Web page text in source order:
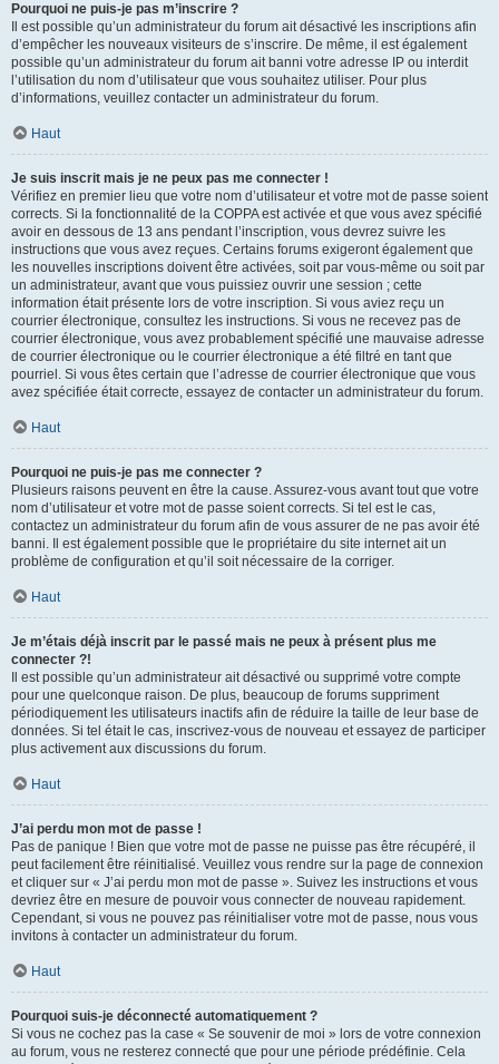
Pourquoi ne puis-je pas m’inscrire ?
Il est possible qu’un administrateur du forum ait désactivé les inscriptions afin
d’empêcher les nouveaux visiteurs de s’inscrire. De même, il est également
possible qu’un administrateur du forum ait banni votre adresse IP ou interdit
l’utilisation du nom d’utilisateur que vous souhaitez utiliser. Pour plus
d’informations, veuillez contacter un administrateur du forum.
Haut
Je suis inscrit mais je ne peux pas me connecter !
Vérifiez en premier lieu que votre nom d’utilisateur et votre mot de passe soient
corrects. Si la fonctionnalité de la COPPA est activée et que vous avez spécifié
avoir en dessous de 13 ans pendant l’inscription, vous devrez suivre les
instructions que vous avez reçues. Certains forums exigeront également que
les nouvelles inscriptions doivent être activées, soit par vous-même ou soit par
un administrateur, avant que vous puissiez ouvrir une session ; cette
information était présente lors de votre inscription. Si vous aviez reçu un
courrier électronique, consultez les instructions. Si vous ne recevez pas de
courrier électronique, vous avez probablement spécifié une mauvaise adresse
de courrier électronique ou le courrier électronique a été filtré en tant que
pourriel. Si vous êtes certain que l’adresse de courrier électronique que vous
avez spécifiée était correcte, essayez de contacter un administrateur du forum.
Haut
Pourquoi ne puis-je pas me connecter ?
Plusieurs raisons peuvent en être la cause. Assurez-vous avant tout que votre
nom d’utilisateur et votre mot de passe soient corrects. Si tel est le cas,
contactez un administrateur du forum afin de vous assurer de ne pas avoir été
banni. Il est également possible que le propriétaire du site internet ait un
problème de configuration et qu’il soit nécessaire de la corriger.
Haut
Je m’étais déjà inscrit par le passé mais ne peux à présent plus me
connecter ?!
Il est possible qu’un administrateur ait désactivé ou supprimé votre compte
pour une quelconque raison. De plus, beaucoup de forums suppriment
périodiquement les utilisateurs inactifs afin de réduire la taille de leur base de
données. Si tel était le cas, inscrivez-vous de nouveau et essayez de participer
plus activement aux discussions du forum.
Haut
J’ai perdu mon mot de passe !
Pas de panique ! Bien que votre mot de passe ne puisse pas être récupéré, il
peut facilement être réinitialisé. Veuillez vous rendre sur la page de connexion
et cliquer sur « J’ai perdu mon mot de passe ». Suivez les instructions et vous
devriez être en mesure de pouvoir vous connecter de nouveau rapidement.
Cependant, si vous ne pouvez pas réinitialiser votre mot de passe, nous vous
invitons à contacter un administrateur du forum.
Haut
Pourquoi suis-je déconnecté automatiquement ?
Si vous ne cochez pas la case « Se souvenir de moi » lors de votre connexion
au forum, vous ne resterez connecté que pour une période prédéfinie. Cela